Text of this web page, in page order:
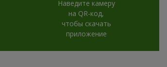
Наведите камеру
на QR-код,
чтобы скачать
приложение